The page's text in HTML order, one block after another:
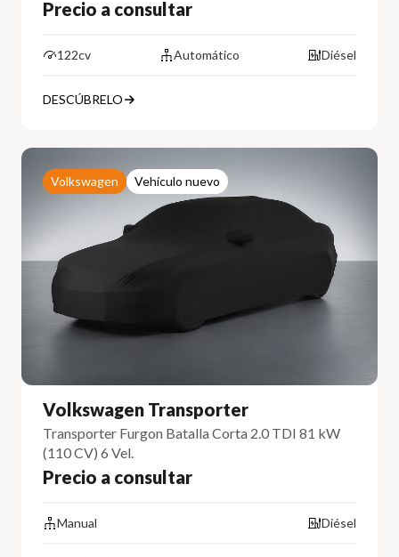
Precio a consultar
122cv Automático Diésel
DESCÚBRELO
Volkswagen Vehículo nuevo
Volkswagen Transporter
Transporter Furgon Batalla Corta 2.0 TDI 81 kW
(110 CV) 6 Vel.
Precio a consultar
Manual Diésel